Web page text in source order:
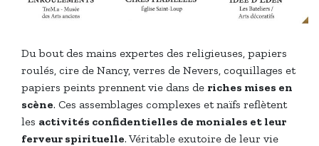
Du bout des mains expertes des religieuses, papiers
roulés, cire de Nancy, verres de Nevers, coquillages et
papiers peints prennent vie dans de riches mises en
scène. Ces assemblages complexes et naïfs reflètent
les activités confidentielles de moniales et leur
ferveur spirituelle. Véritable exutoire de leur vie